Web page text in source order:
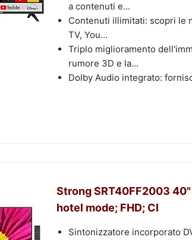
a contenuti e...
Contenuti illimitati: scopri le
TV, You...
Triplo miglioramento
rumore 3D e la...
Dolby Audio integrato:
Strong SRT40FF2003
hotel mode; FHD; CI
Sintonizzatore incorporato